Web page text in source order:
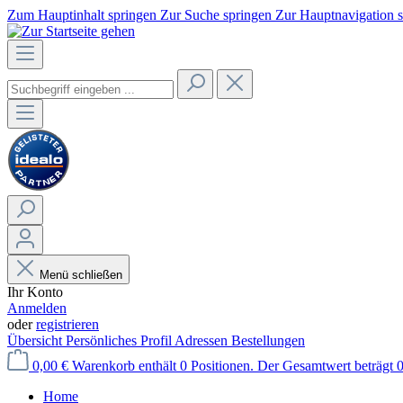
Zum Hauptinhalt springen Zur Suche springen Zur Hauptnavigation
Menü schließen
Ihr Konto
Anmelden
oderregistrieren
Übersicht Persönliches Profil Adressen Bestellungen
0,00 € Warenkorb enthält 0 Positionen. Der Gesamtwert beträgt
Home